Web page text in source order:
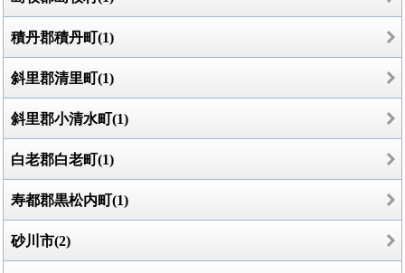
積丹郡積丹町(1)
斜里郡清里町(1)
斜里郡小清水町(1)
白老郡白老町(1)
寿都郡黒松内町(1)
砂川市(2)